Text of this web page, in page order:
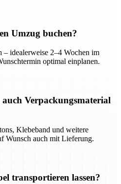
Umzug buchen?
idealerweise 2–4 Wochen im
optimal einplanen.
Verpackungsmaterial
Klebeband und weitere
Wunsch auch mit Lieferung.
transportieren lassen?